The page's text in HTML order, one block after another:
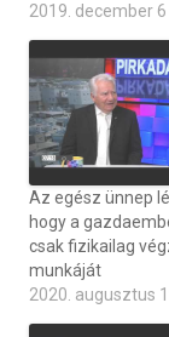
2019. december 6
Az egész ünnep
hogy a
csak fizikailag
munkáját
2020. augusztus